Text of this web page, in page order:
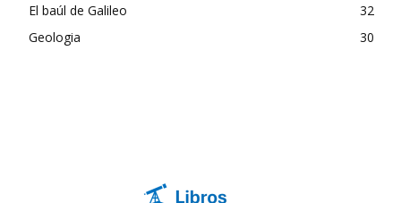
El baúl de Galileo
32
Geologia
30